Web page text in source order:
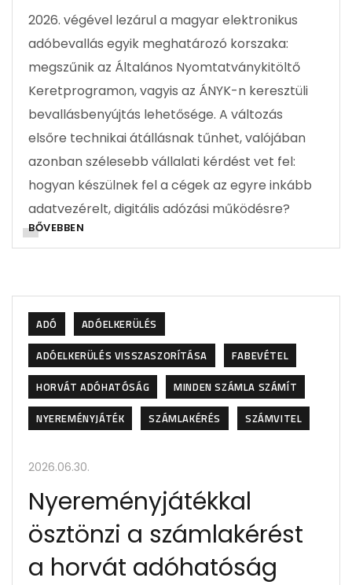
2026. végével lezárul a magyar elektronikus
adóbevallás egyik meghatározó korszaka:
megszűnik az Általános Nyomtatványkitöltő
Keretprogramon, vagyis az ÁNYK-n keresztüli
bevallásbenyújtás lehetősége. A változás
elsőre technikai átállásnak tűnhet, valójában
azonban szélesebb vállalati kérdést vet fel:
hogyan készülnek fel a cégek az egyre inkább
adatvezérelt, digitális adózási működésre?
BŐVEBBEN
ADÓ
ADÓELKERÜLÉS
ADÓELKERÜLÉS VISSZASZORÍTÁSA
FABEVÉTEL
HORVÁT ADÓHATÓSÁG
MINDEN SZÁMLA SZÁMÍT
NYEREMÉNYJÁTÉK
SZÁMLAKÉRÉS SZÁMVITEL
2026.06.30.
Nyereményjátékkal
ösztönzi a számlakérést
a horvát adóhatóság